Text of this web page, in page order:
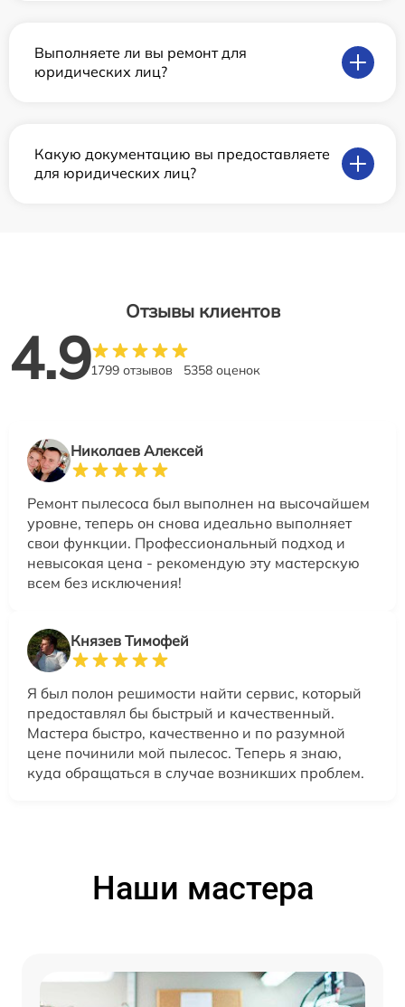
Выполняете ли вы ремонт для
юридических лиц?
Какую документацию вы предоставляете
для юридических лиц?
Отзывы клиентов
4.91799 отзывов 5358 оценок
Николаев Алексей
Ремонт пылесоса был выполнен на высочайшем
уровне, теперь он снова идеально выполняет
свои функции. Профессиональный подход и
невысокая цена - рекомендую эту мастерскую
всем без исключения!
Князев Тимофей
Я был полон решимости найти сервис, который
предоставлял бы быстрый и качественный.
Мастера быстро, качественно и по разумной
цене починили мой пылесос. Теперь я знаю,
куда обращаться в случае возникших проблем.
Наши мастера